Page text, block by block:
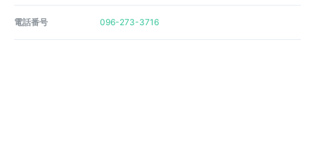
電話番号 096-273-3716